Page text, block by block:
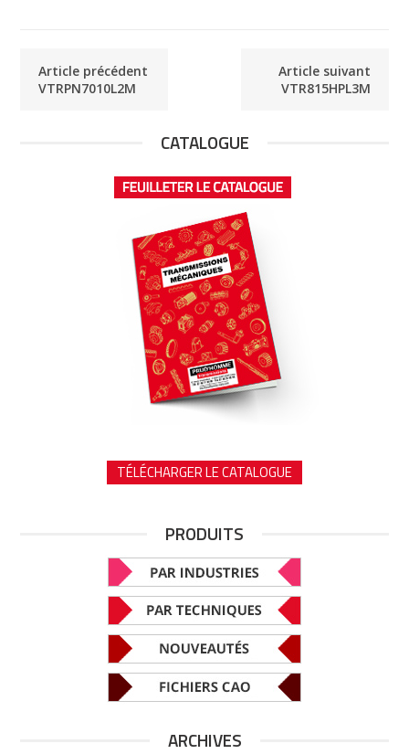
Article précédent
VTRPN7010L2M
Article suivant
VTR815HPL3M
CATALOGUE
TÉLÉCHARGER LE CATALOGUE
PRODUITS
ARCHIVES